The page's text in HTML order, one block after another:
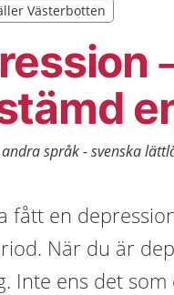
språk - svenska
Västerbotten
Västerbotten
fått en
När du är
Inte ens det